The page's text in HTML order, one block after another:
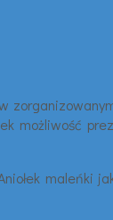
możliwość
maleńki